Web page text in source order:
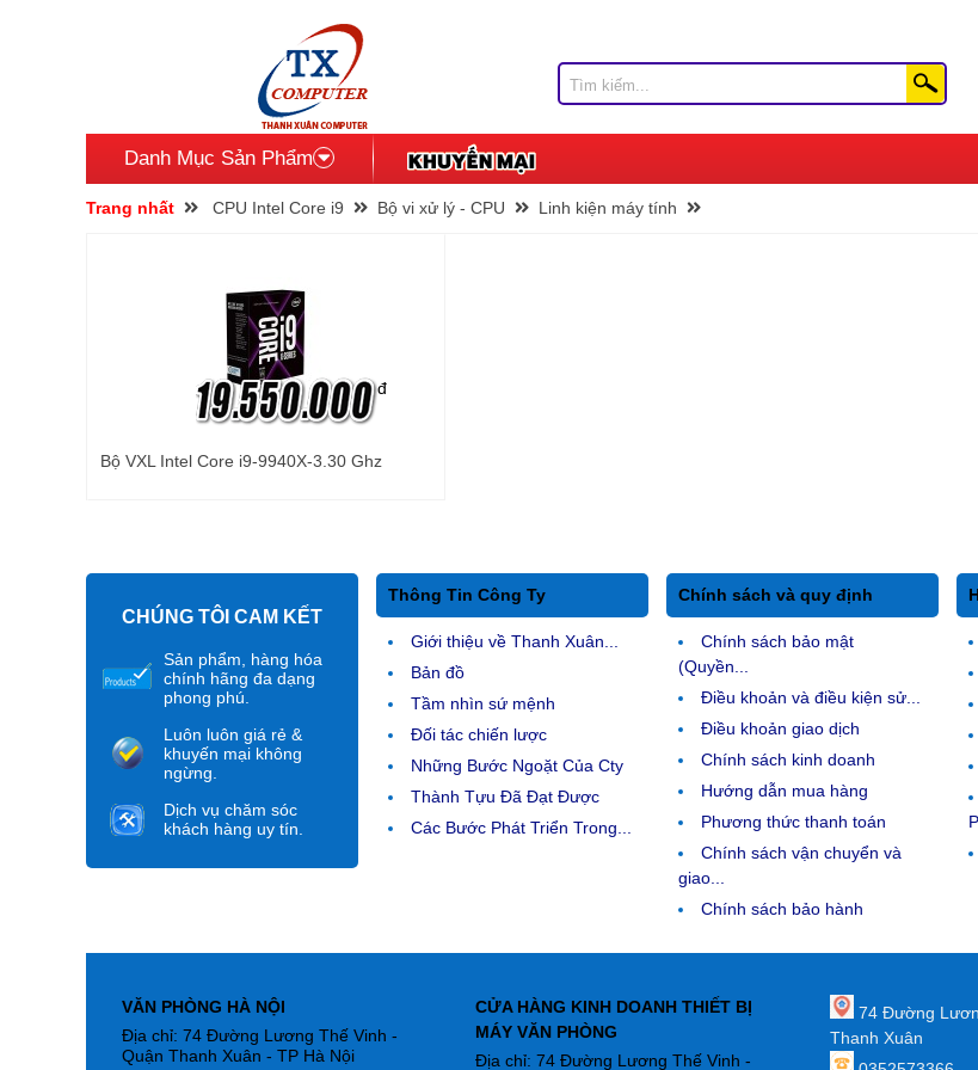
Danh Mục Sản Phẩm
Trang nhất CPU Intel Core i9 Bộ vi xử lý - CPU Linh kiện máy tính
đ
Bộ VXL Intel Core i9-9940X-3.30 Ghz
CHÚNG TÔI CAM KẾT
Sản phẩm, hàng hóa
chính hãng đa dạng
phong phú.
Luôn luôn giá rẻ &
khuyến mại không
ngừng.
Dịch vụ chăm sóc
khách hàng uy tín.
Thông Tin Công Ty
Giới thiệu về Thanh Xuân...
Bản đồ
Tầm nhìn sứ mệnh
Đối tác chiến lược
Những Bước Ngoặt Của Cty
Thành Tựu Đã Đạt Được
Các Bước Phát Triển Trong...
Chính sách và quy định
Chính sách bảo mật
(Quyền...
Điều khoản và điều kiện sử...
Điều khoản giao dịch
Chính sách kinh doanh
Hướng dẫn mua hàng
Phương thức thanh toán
Chính sách vận chuyển và
giao...
Chính sách bảo hành
VĂN PHÒNG HÀ NỘI
Địa chỉ: 74 Đường Lương Thế Vinh -
Quận Thanh Xuân - TP Hà Nội
CỬA HÀNG KINH DOANH THIẾT BỊ
MÁY VĂN PHÒNG
Địa chỉ: 74 Đường Lương Thế Vinh -
74 Đường
Thanh Xuân